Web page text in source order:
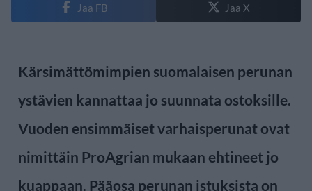
Jaa FB Jaa X
Kärsimättömimpien suomalaisen perunan
ystävien kannattaa jo suunnata ostoksille.
Vuoden ensimmäiset varhaisperunat ovat
nimittäin ProAgrian mukaan ehtineet jo
kuappaan. Pääosa perunan istuksista on